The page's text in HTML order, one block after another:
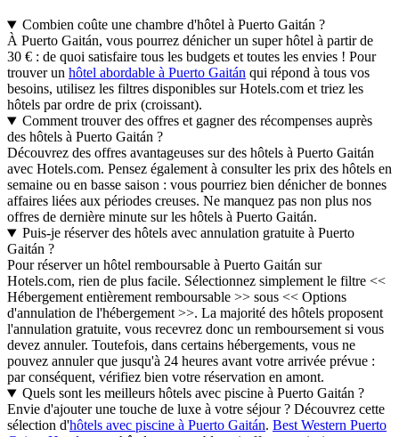
Combien coûte une chambre d'hôtel à Puerto Gaitán ?
À Puerto Gaitán, vous pourrez dénicher un super hôtel à partir de
30 € : de quoi satisfaire tous les budgets et toutes les envies ! Pour
trouver un hôtel abordable à Puerto Gaitán qui répond à tous vos
besoins, utilisez les filtres disponibles sur Hotels.com et triez les
hôtels par ordre de prix (croissant).
Comment trouver des offres et gagner des récompenses auprès
des hôtels à Puerto Gaitán ?
Découvrez des offres avantageuses sur des hôtels à Puerto Gaitán
avec Hotels.com. Pensez également à consulter les prix des hôtels en
semaine ou en basse saison : vous pourriez bien dénicher de bonnes
affaires liées aux périodes creuses. Ne manquez pas non plus nos
offres de dernière minute sur les hôtels à Puerto Gaitán.
Puis-je réserver des hôtels avec annulation gratuite à Puerto
Gaitán ?
Pour réserver un hôtel remboursable à Puerto Gaitán sur
Hotels.com, rien de plus facile. Sélectionnez simplement le filtre <<
Hébergement entièrement remboursable >> sous << Options
d'annulation de l'hébergement >>. La majorité des hôtels proposent
l'annulation gratuite, vous recevrez donc un remboursement si vous
devez annuler. Toutefois, dans certains hébergements, vous ne
pouvez annuler que jusqu'à 24 heures avant votre arrivée prévue :
par conséquent, vérifiez bien votre réservation en amont.
Quels sont les meilleurs hôtels avec piscine à Puerto Gaitán ?
Envie d'ajouter une touche de luxe à votre séjour ? Découvrez cette
sélection d'hôtels avec piscine à Puerto Gaitán. Best Western Puerto